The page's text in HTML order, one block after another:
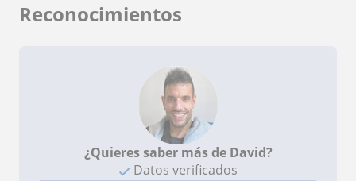
Reconocimientos
¿Quieres saber más de David?
Datos verificados